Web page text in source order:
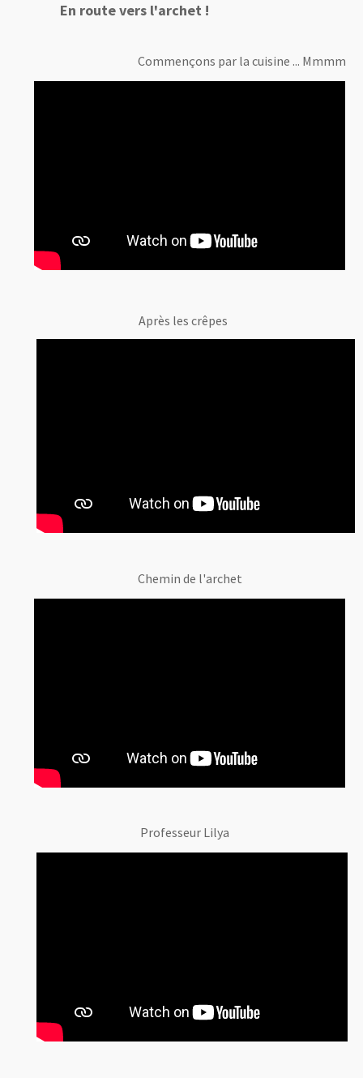
En route vers l'archet !
Commençons par la cuisine ... Mmmm
Après les crêpes
Chemin de l'archet
Professeur Lilya